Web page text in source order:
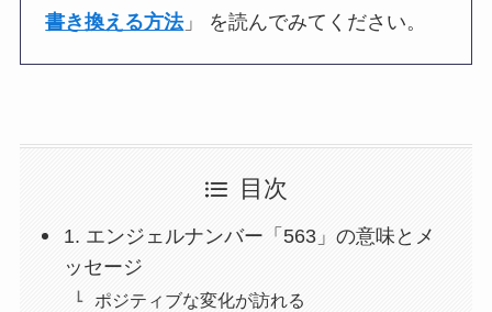
書き換える方法」 を読んでみてください。
目次
1. エンジェルナンバー「563」の意味とメ
ッセージ
ポジティブな変化が訪れる